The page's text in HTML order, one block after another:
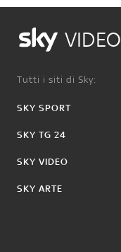
VIDEO
Tutti i siti di Sky:
SKY SPORT
SKY TG 24
SKY VIDEO
SKY ARTE